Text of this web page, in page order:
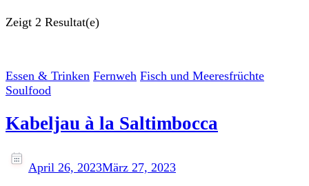
Zeigt 2 Resultat(e)
Essen & Trinken Fernweh Fisch und Meeresfrüchte
Soulfood
Kabeljau à la Saltimbocca
April 26, 2023März 27, 2023